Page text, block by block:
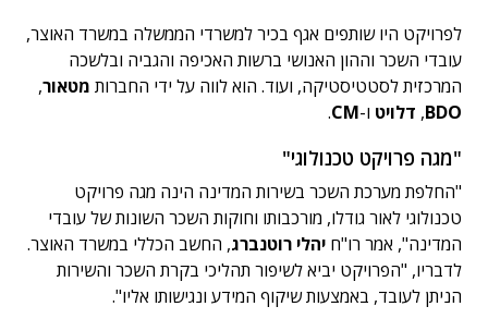
לפרויקט היו שותפים אגף בכיר למשרדי הממשלה במשרד האוצר,
עובדי השכר וההון האנושי ברשות האכיפה והגביה ובלשכה
המרכזית לסטטיסטיקה, ועוד. הוא לווה על ידי החברות מטאור,
BDO
, דלויט ו-CM
.
"מגה פרויקט טכנולוגי"
"החלפת מערכת השכר בשירות המדינה הינה מגה פרויקט
טכנולוגי לאור גודלו, מורכבותו וחוקות השכר השונות של עובדי
המדינה", אמר רו"ח יהלי רוטנברג, החשב הכללי במשרד האוצר.
לדבריו, "הפרויקט יביא לשיפור תהליכי בקרת השכר והשירות
הניתן לעובד, באמצעות שיקוף המידע ונגישותו אליו".